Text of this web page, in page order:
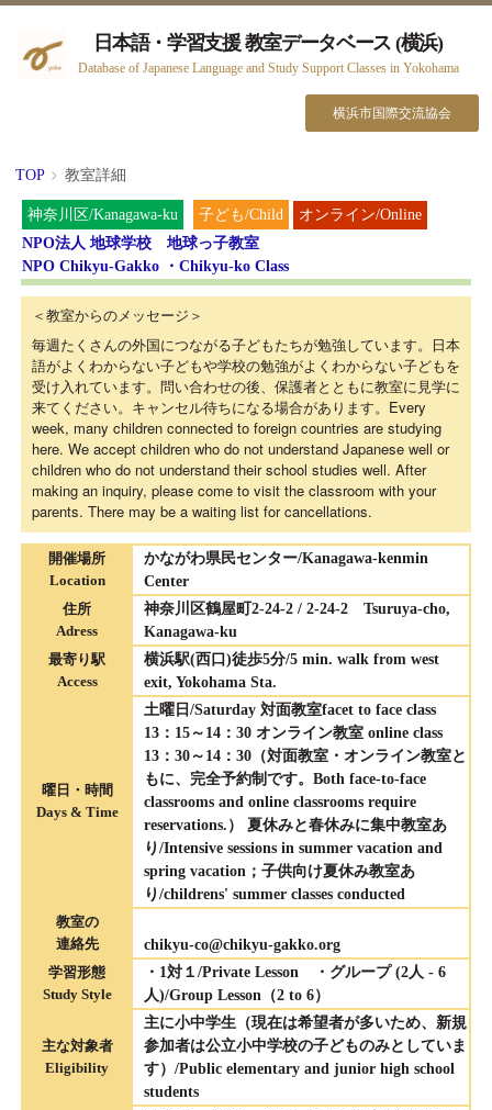
日本語・学習支援 教室データベース (横浜)
Database of Japanese Language and Study Support Classes in Yokohama
横浜市国際交流協会
TOP 教室詳細
神奈川区/Kanagawa-ku 子ども/Child
オンライン/Online
NPO法人 地球学校 地球っ子教室
NPO Chikyu-Gakko ・Chikyu-ko Class
＜教室からのメッセージ＞
毎週たくさんの外国につながる子どもたちが勉強しています。日本
語がよくわからない子どもや学校の勉強がよくわからない子どもを
受け入れています。問い合わせの後、保護者とともに教室に見学に
来てください。キャンセル待ちになる場合があります。Every
week, many children connected to foreign countries are studying
here. We accept children who do not understand Japanese well or
children who do not understand their school studies well. After
making an inquiry, please come to visit the classroom with your
parents. There may be a waiting list for cancellations.
開催場所
Location
かながわ県民センター/Kanagawa-kenmin
Center
住所
Adress
神奈川区鶴屋町2-24-2 / 2-24-2 Tsuruya-cho,
Kanagawa-ku
最寄り駅
Access
横浜駅(西口)徒歩5分/5 min. walk from west
exit, Yokohama Sta.
曜日・時間
Days & Time
土曜日/Saturday 対面教室facet to face class
13：15～14：30 オンライン教室 online class
13：30～14：30（対面教室・オンライン教室と
もに、完全予約制です。Both face-to-face
classrooms and online classrooms require
reservations.） 夏休みと春休みに集中教室あ
り/Intensive sessions in summer vacation and
spring vacation；子供向け夏休み教室あ
り/childrens' summer classes conducted
教室の
連絡先
chikyu-co@chikyu-gakko.org
学習形態
Study Style
・1対１/Private Lesson ・グループ (2人 - 6
人)/Group Lesson（2 to 6）
主な対象者
Eligibility
主に小中学生（現在は希望者が多いため、新規
参加者は公立小中学校の子どものみとしていま
す）/Public elementary and junior high school
students